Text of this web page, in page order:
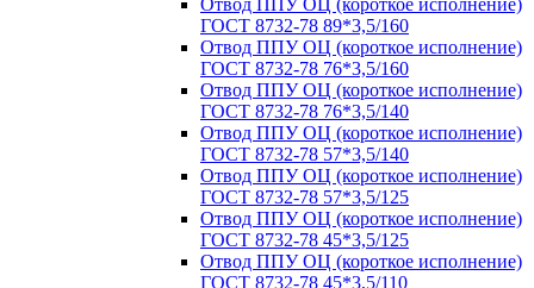
Отвод ППУ ОЦ (короткое исполнение)
ГОСТ 8732-78 89*3,5/160
Отвод ППУ ОЦ (короткое исполнение)
ГОСТ 8732-78 76*3,5/160
Отвод ППУ ОЦ (короткое исполнение)
ГОСТ 8732-78 76*3,5/140
Отвод ППУ ОЦ (короткое исполнение)
ГОСТ 8732-78 57*3,5/140
Отвод ППУ ОЦ (короткое исполнение)
ГОСТ 8732-78 57*3,5/125
Отвод ППУ ОЦ (короткое исполнение)
ГОСТ 8732-78 45*3,5/125
Отвод ППУ ОЦ (короткое исполнение)
ГОСТ 8732-78 45*3,5/110